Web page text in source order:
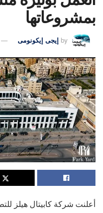
بمشروعاتها
by إيجى إيكونومى
أعلنت شركة كابيتال هيلز